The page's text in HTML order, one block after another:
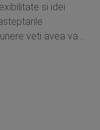
si idei
veti avea va...